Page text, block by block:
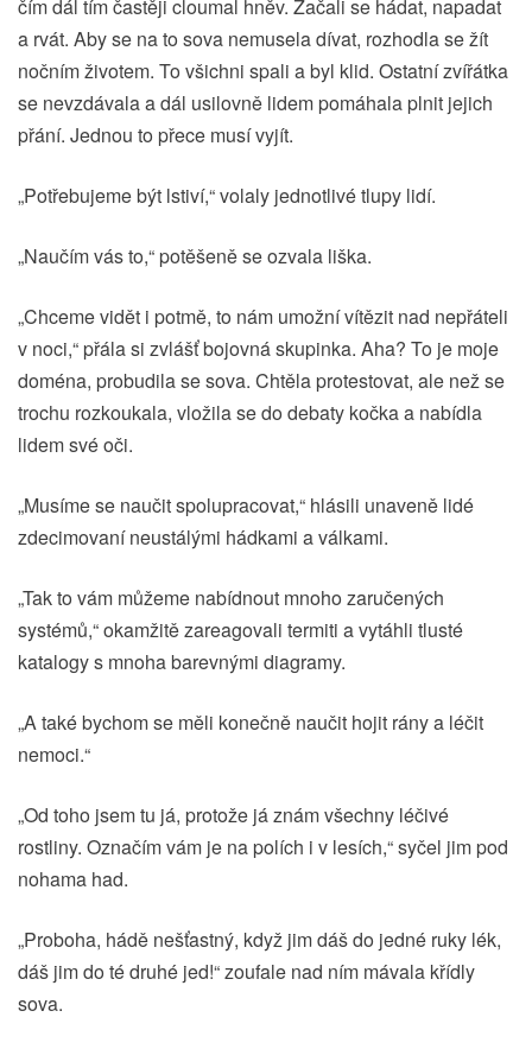
čím dál tím častěji cloumal hněv. Začali se hádat, napadat
a rvát. Aby se na to sova nemusela dívat, rozhodla se žít
nočním životem. To všichni spali a byl klid. Ostatní zvířátka
se nevzdávala a dál usilovně lidem pomáhala plnit jejich
přání. Jednou to přece musí vyjít.
„Potřebujeme být lstiví,“ volaly jednotlivé tlupy lidí.
„Naučím vás to,“ potěšeně se ozvala liška.
„Chceme vidět i potmě, to nám umožní vítězit nad nepřáteli
v noci,“ přála si zvlášť bojovná skupinka. Aha? To je moje
doména, probudila se sova. Chtěla protestovat, ale než se
trochu rozkoukala, vložila se do debaty kočka a nabídla
lidem své oči.
„Musíme se naučit spolupracovat,“ hlásili unaveně lidé
zdecimovaní neustálými hádkami a válkami.
„Tak to vám můžeme nabídnout mnoho zaručených
systémů,“ okamžitě zareagovali termiti a vytáhli tlusté
katalogy s mnoha barevnými diagramy.
„A také bychom se měli konečně naučit hojit rány a léčit
nemoci.“
„Od toho jsem tu já, protože já znám všechny léčivé
rostliny. Označím vám je na polích i v lesích,“ syčel jim pod
nohama had.
„Proboha, hádě nešťastný, když jim dáš do jedné ruky lék,
dáš jim do té druhé jed!“ zoufale nad ním mávala křídly
sova.